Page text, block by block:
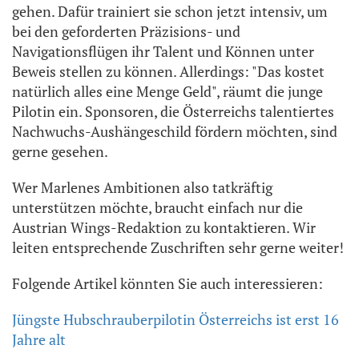
gehen. Dafür trainiert sie schon jetzt intensiv, um
bei den geforderten Präzisions- und
Navigationsflügen ihr Talent und Können unter
Beweis stellen zu können. Allerdings: "Das kostet
natürlich alles eine Menge Geld", räumt die junge
Pilotin ein. Sponsoren, die Österreichs talentiertes
Nachwuchs-Aushängeschild fördern möchten, sind
gerne gesehen.
Wer Marlenes Ambitionen also tatkräftig
unterstützen möchte, braucht einfach nur die
Austrian Wings-Redaktion zu kontaktieren. Wir
leiten entsprechende Zuschriften sehr gerne weiter!
Folgende Artikel könnten Sie auch interessieren:
Jüngste Hubschrauberpilotin Österreichs ist erst 16
Jahre alt